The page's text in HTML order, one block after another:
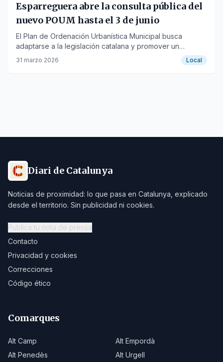
Esparreguera abre la consulta pública del
nuevo POUM hasta el 3 de junio
El Plan de Ordenación Urbanística Municipal busca
adaptarse a la legislación catalana y promover un
crecimiento sostenible con vivienda protegida y zonas
31 marzo 2026 Local
Diari de Catalunya
Noticias de proximidad: lo que pasa en Catalunya, explicado
desde el territorio. Sin publicidad ni cookies.
Publica tu nota de prensa
Contacto
Privacidad y cookies
Correcciones
Código ético
Comarques
Alt Camp
Alt Empordà
Alt Penedès
Alt Urgell